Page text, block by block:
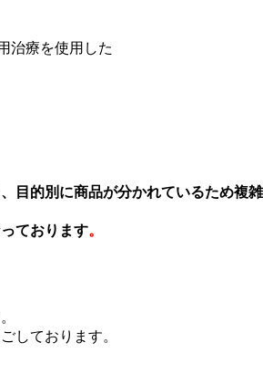
治療を使用した
的別に商品が分かれているため複雑
ております。
しております。